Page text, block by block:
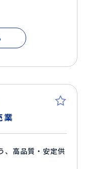
業
、高品質・安定供